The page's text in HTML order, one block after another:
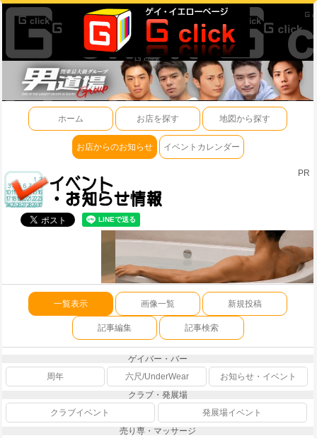
ホーム お店を探す 地図から探す
お店からのお知らせ イベントカレンダー
PR
一覧表示 画像一覧 新規投稿
記事編集 記事検索
ゲイバー・バー
周年
六尺/UnderWear
お知らせ・イベント
クラブ・発展場
クラブイベント
発展場イベント
売り専・マッサージ